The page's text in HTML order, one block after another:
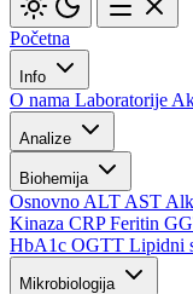
Početna
Info
O nama Laboratorije
Analize
Biohemija
Osnovno ALT AST
Kinaza CRPFeritin
HbA1c OGTT Lipidni
Mikrobiologija